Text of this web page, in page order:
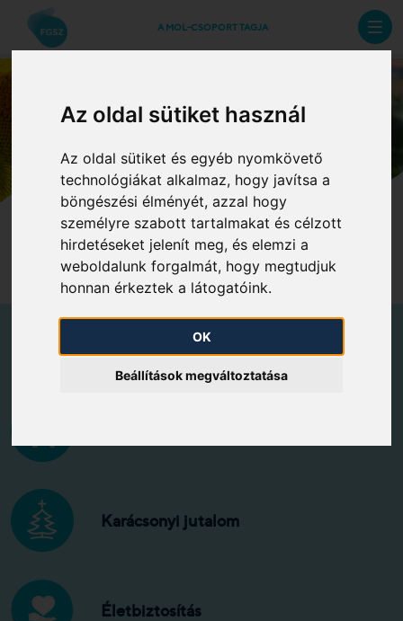
Az oldal sütiket használ
Az oldal sütiket és egyéb nyomkövető
technológiákat alkalmaz, hogy javítsa a
böngészési élményét, azzal hogy
személyre szabott tartalmakat és célzott
hirdetéseket jelenít meg, és elemzi a
weboldalunk forgalmát, hogy megtudjuk
honnan érkeztek a látogatóink.
OK
Beállítások megváltoztatása
A MOL-CSOPORT TAGJA
Juttatásaink
Állásajánlataink Ezek vagyunk mi
Juttatásaink Kiválasztási folyamat
Juttatásaink
Karácsonyi jutalom
Életbiztosítás